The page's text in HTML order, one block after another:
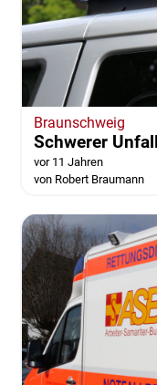
Braunschweig
Schwerer
vor 11 Jahren
von Robert Braumann